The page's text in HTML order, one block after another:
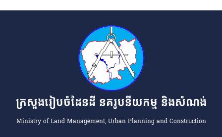
ក្រសួងរៀបចំដែនដី នគរូបនីយកម្ម និងសំណង់
Ministry of Land Management, Urban Planning and Construction